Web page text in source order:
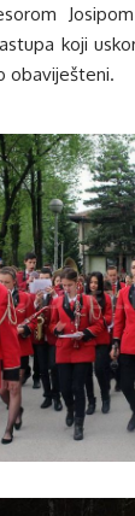
koji
obaviješteni.